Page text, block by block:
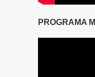
PROGRAMA